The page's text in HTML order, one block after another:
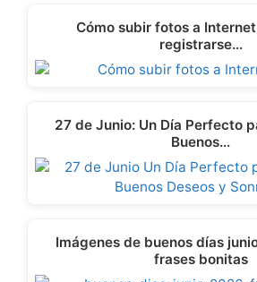
e
k
n
Cómo subir fotos a
registrarse…
27 de Junio: Un Día Perfecto
Buenos…
Imágenes de buenos días
frases bonitas